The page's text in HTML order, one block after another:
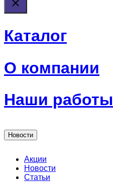
Каталог
О компании
Наши работы
Новости
Акции
Новости
Статьи